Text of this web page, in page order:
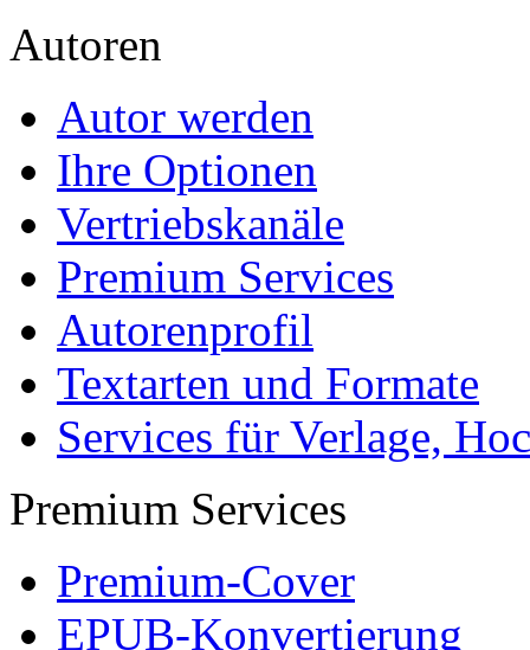
Autoren
Autor werden
Ihre Optionen
Vertriebskanäle
Premium Services
Autorenprofil
Textarten und Formate
Services für Verlage,
Premium Services
Premium-Cover
EPUB-Konvertierung